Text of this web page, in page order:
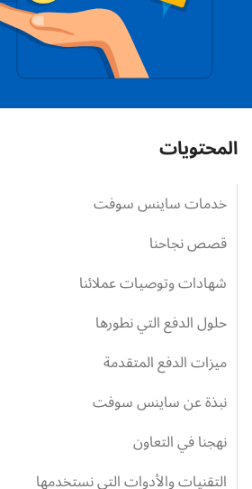
المحتويات
خدمات ساينس سوفت
قصص نجاحنا
شهادات وتوصيات عملائنا
حلول الدفع التي نطورها
ميزات الدفع المتقدمة
نبذة عن ساينس سوفت
نهجنا في التعاون
التقنيات والأدوات التي نستخدمها